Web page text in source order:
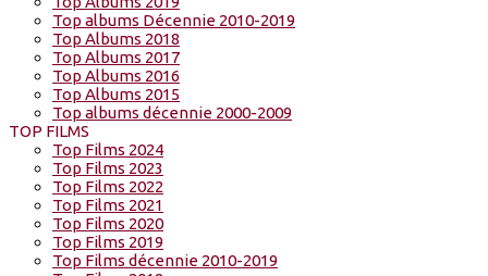
Top albums Décennie 2010-2019
Top Albums 2018
Top Albums 2017
Top Albums 2016
Top Albums 2015
Top albums décennie 2000-2009
TOP FILMS
Top Films 2024
Top Films 2023
Top Films 2022
Top Films 2021
Top Films 2020
Top Films 2019
Top Films décennie 2010-2019